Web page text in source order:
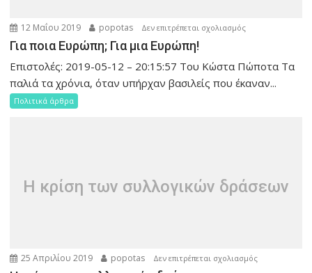
12 Μαΐου 2019 popotas Δεν επιτρέπεται σχολιασμόςστο
Ευρώπη;
Για
Για ποια Ευρώπη; Για μια Ευρώπη!
Επιστολές: 2019-05-12 – 20:15:57 Του Κώστα Πώποτα Τα
παλιά τα χρόνια, όταν υπήρχαν βασιλείς που έκαναν...
Πολιτικά άρθρα
Η κρίση των συλλογικών δράσεων
25 Απριλίου 2019 popotas Δεν επιτρέπεται σχολιασμόςστο